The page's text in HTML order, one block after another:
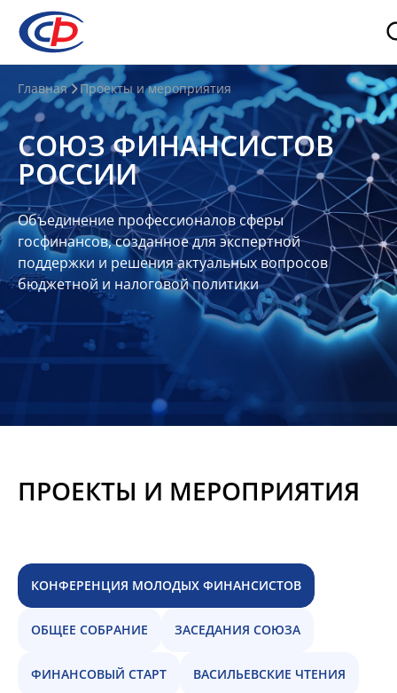
О
нас
О
СФР
Совет
Союза
Участники
Планы
отчеты
Контакты
Материалы
опытом
Вступить
Главная Проекты и мероприятия
СОЮЗ ФИНАНСИСТОВ
РОССИИ
Объединение профессионалов сферы
госфинансов, созданное для экспертной
поддержки и решения актуальных вопросов
бюджетной и налоговой политики
ПРОЕКТЫ И МЕРОПРИЯТИЯ
КОНФЕРЕНЦИЯ МОЛОДЫХ ФИНАНСИСТОВ
ОБЩЕЕ СОБРАНИЕ ЗАСЕДАНИЯ СОЮЗА
ФИНАНСОВЫЙ СТАРТ ВАСИЛЬЕВСКИЕ ЧТЕНИЯ